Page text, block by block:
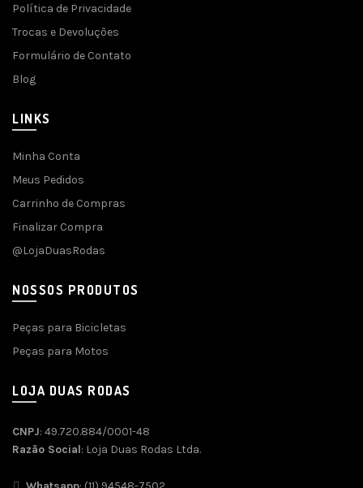
Política de Privacidade
Trocas e Devoluções
Formulário de Contato
Blog
LINKS
Minha Conta
Meus Pedidos
Carrinho de Compras
Finalizar Compra
@LojaDuasRodas
NOSSOS PRODUTOS
Peças para Bicicletas
Peças para Motos
LOJA DUAS RODAS
CNPJ: 49.720.884/0001-48
Razão Social: Loja Duas Rodas Ltda.